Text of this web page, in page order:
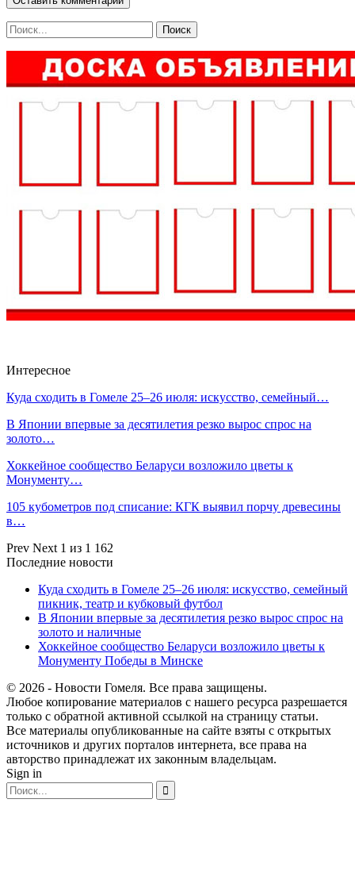
Интересное
Куда сходить в Гомеле 25–26 июля: искусство, семейный…
В Японии впервые за десятилетия резко вырос спрос на
золото…
Хоккейное сообщество Беларуси возложило цветы к
Монументу…
105 кубометров под списание: КГК выявил порчу древесины
в…
Prev Next 1 из 1 162
Последние новости
Куда сходить в Гомеле 25–26 июля: искусство, семейный
пикник, театр и кубковый футбол
В Японии впервые за десятилетия резко вырос спрос на
золото и наличные
Хоккейное сообщество Беларуси возложило цветы к
Монументу Победы в Минске
© 2026 - Новости Гомеля. Все права защищены.
Любое копирование материалов с нашего ресурса разрешается
только с обратной активной ссылкой на страницу статьи.
Все материалы опубликованные на сайте взяты с открытых
источников и других порталов интернета, все права на
авторство принадлежат их законным владельцам.
Sign in